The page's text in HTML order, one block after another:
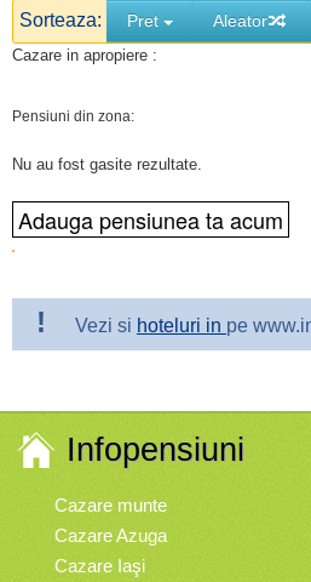
Sorteaza: Pret Aleator
Cazare in apropiere :
Pensiuni din zona:
Nu au fost gasite rezultate.
! Vezi si hoteluri in pe
Infopensiuni
Cazare munte
Cazare Azuga
Cazare Iaşi